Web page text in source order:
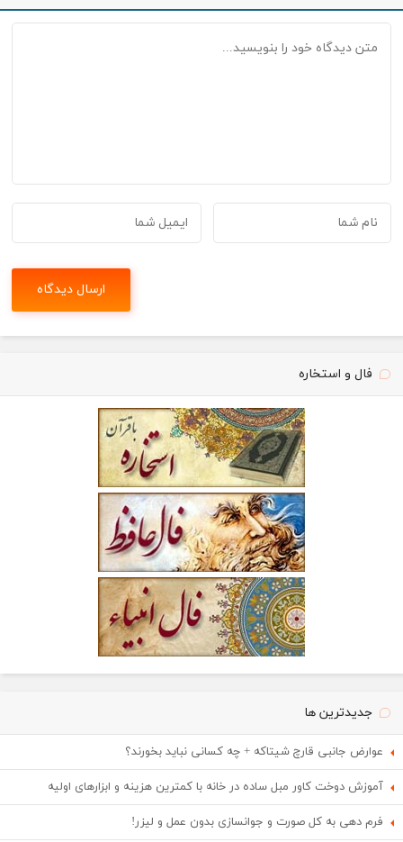
فال و استخاره
جدیدترین ها
عوارض جانبی قارچ شیتاکه + چه کسانی نباید بخورند؟
آموزش دوخت کاور مبل ساده در خانه با کمترین هزینه و ابزارهای اولیه
فرم دهی به کل صورت و جوانسازی بدون عمل و لیزر!